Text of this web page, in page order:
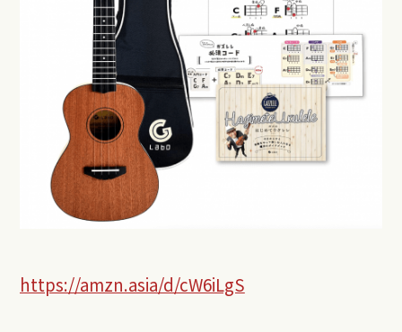
https://amzn.asia/d/cW6iLgS